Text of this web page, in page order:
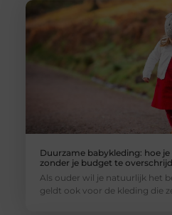
Duurzame babykleding: hoe
zonder je budget te
Als ouder wil je natuurlijk het
geldt ook voor de kleding die